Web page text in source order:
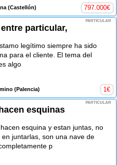
(Castellón) 797.000€
PARTICULAR
particular,
legítimo siempre ha sido
para el cliente. El tema del
algo
(Palencia) 1€
PARTICULAR
esquinas
esquina y estan juntas, no
juntarlas, son una nave de
p